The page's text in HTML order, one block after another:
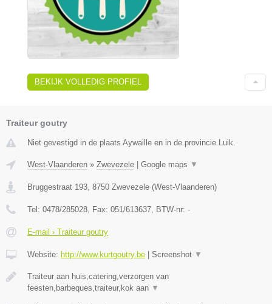
BEKIJK VOLLEDIG PROFIEL
Traiteur goutry
Niet gevestigd in de plaats Aywaille en in de provincie Luik.
West-Vlaanderen » Zwevezele | Google maps ▼
Bruggestraat 193 8750 Zwevezele (West-Vlaanderen)
Tel: 0478/285028 , Fax: 051/613637 , BTW-nr: -
E-mail › Traiteur goutry
Website: http://www.kurtgoutry.be | Screenshot ▼
Traiteur aan huis,catering,verzorgen van
feesten,barbeques,traiteur,kok aan ▼